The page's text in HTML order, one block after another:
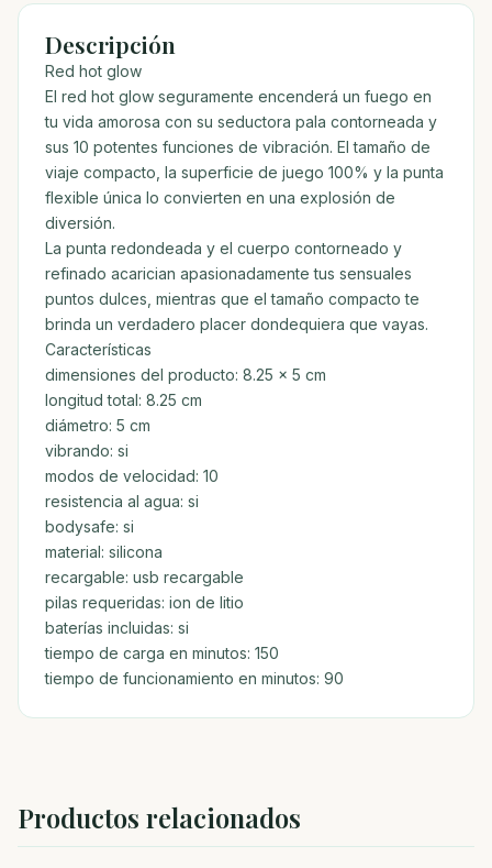
Descripción
Red hot glow
El red hot glow seguramente encenderá un fuego en
tu vida amorosa con su seductora pala contorneada y
sus 10 potentes funciones de vibración. El tamaño de
viaje compacto, la superficie de juego 100% y la punta
flexible única lo convierten en una explosión de
diversión.
La punta redondeada y el cuerpo contorneado y
refinado acarician apasionadamente tus sensuales
puntos dulces, mientras que el tamaño compacto te
brinda un verdadero placer dondequiera que vayas.
Características
dimensiones del producto: 8.25 x 5 cm
longitud total: 8.25 cm
diámetro: 5 cm
vibrando: si
modos de velocidad: 10
resistencia al agua: si
bodysafe: si
material: silicona
recargable: usb recargable
pilas requeridas: ion de litio
baterías incluidas: si
tiempo de carga en minutos: 150
tiempo de funcionamiento en minutos: 90
Productos relacionados